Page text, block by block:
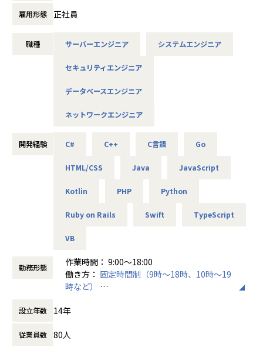
また、資格支援制度をうまく利用して資格取得に励む社員
分の居心地の良い場所が見つかりやすく、働きやすい職場で
当社は、更なる事業拡大に向けエンジニアを募集します。
■配属部署
■この仕事で得られるもの
自分の高めたい技術、スキルに向かってひたむきに取り組め
もし、何かに躓いたときや不安になった時はいつでも相談し
・現在やりたいことが決まってない方へ
私たちはあなたがやりたくないと思うことは強要しません。
や得意不得意を一緒に明確化しましょう。
・アドバイザーが付きます
■仕事内容
オープン系Webシステムの開発、IoTやAI関連、データ分
案件は特定の業種に偏っていないため、官公庁・医療・製
によっては在宅勤務も可能です。（現在在宅勤務率70％超）
【具体的な仕事内容】
・オープン系Webシステム開発
・ゲームアプリ開発
・AI・IoT関連システム
・官公庁業務システム開発
※スキルにあったフェーズからお任せしていきます。
【仕事の魅力】
★エンジニア本人が案件を希望・選択
システムの種類や活かしたいスキル、勤務地、残業状況など
詳細をヒアリングしています。
★こだわり条件も大切に
雇用形態 正社員
職種 サーバーエンジニア システムエンジニア
セキュリティエンジニア
データベースエンジニア
ネットワークエンジニア
開発経験 C# C++ C言語 Go
HTML/CSS Java JavaScript
Kotlin PHP Python
Ruby on Rails Swift TypeScript
VB
勤務形態
作業時間： 9:00〜18:00
働き方： 固定時間制（9時～18時、10時～19
時など）
休憩時間： 60分
設立年数 14年
従業員数 80人